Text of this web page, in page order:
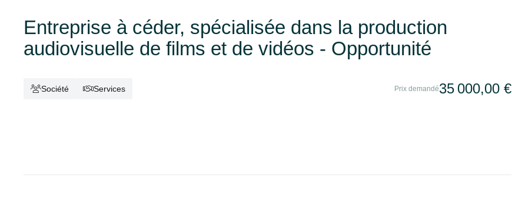
Entreprise à céder, spécialisée dans la production
audiovisuelle de films et de vidéos - Opportunité
Société Services Prix demandé35 000,00 €